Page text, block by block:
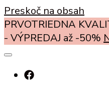
Preskoč na obsah
PRVOTRIEDNA
- VÝPREDAJ až -50%